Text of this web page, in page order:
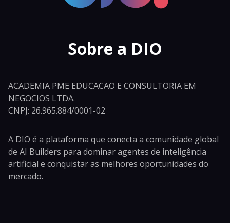
Sobre a DIO
ACADEMIA PME EDUCACAO E CONSULTORIA EM
NEGOCIOS LTDA.
CNPJ: 26.965.884/0001-02
A DIO é a plataforma que conecta a comunidade global
de AI Builders para dominar agentes de inteligência
artificial e conquistar as melhores oportunidades do
mercado.